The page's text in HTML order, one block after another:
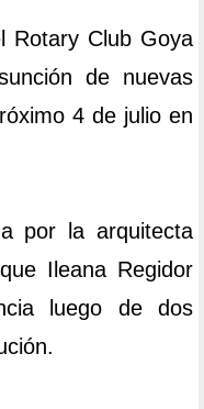
Rotary Club Goya
de nuevas
4 de julio en
por la arquitecta
Ileana Regidor
luego de dos